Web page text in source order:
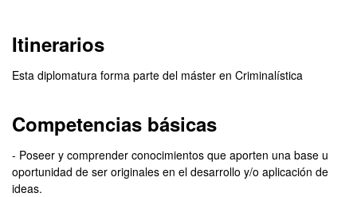
Itinerarios
Esta diplomatura forma parte del máster en Criminalística
Competencias básicas
- Poseer y comprender conocimientos que aporten una base u
oportunidad de ser originales en el desarrollo y/o aplicación de
ideas.